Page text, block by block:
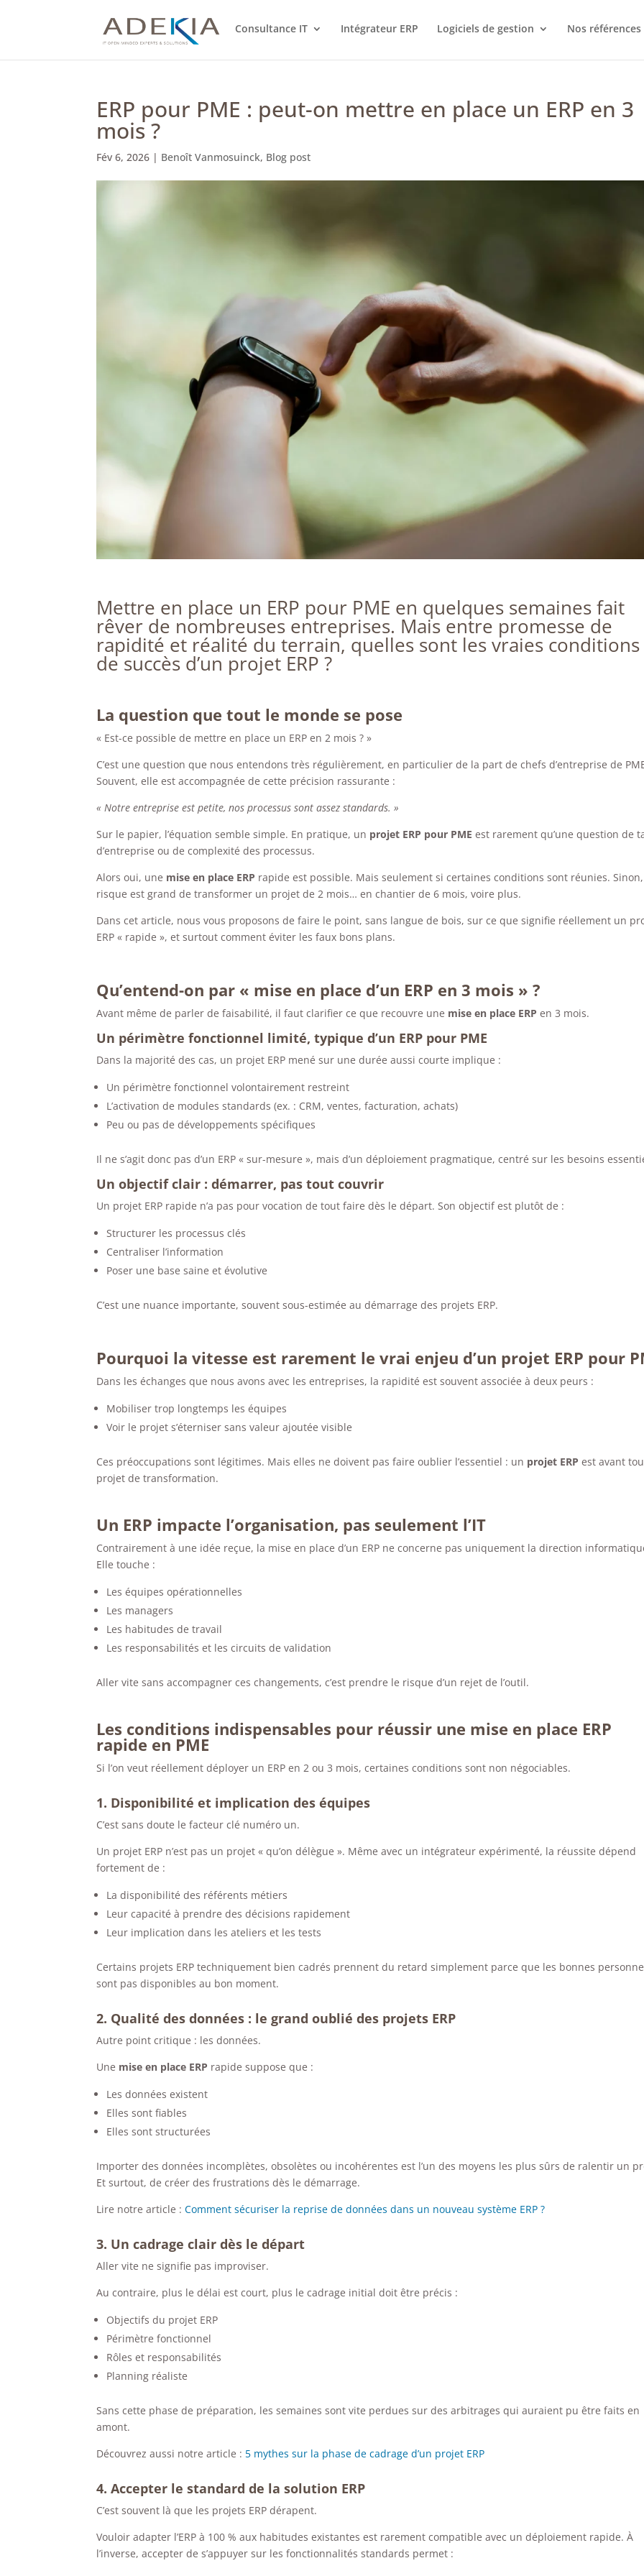
Consultance IT Intégrateur ERP Logiciels de gestion Nos références
ERP pour PME : peut-on mettre en place un ERP en 3
mois ?
Fév 6, 2026 | Benoît Vanmosuinck, Blog post
Mettre en place un ERP pour PME en quelques semaines fait
rêver de nombreuses entreprises. Mais entre promesse de
rapidité et réalité du terrain, quelles sont les vraies conditions
de succès d’un projet ERP ?
La question que tout le monde se pose
« Est-ce possible de mettre en place un ERP en 2 mois ? »
C’est une question que nous entendons très régulièrement, en particulier de la part de chefs d’entreprise de
Souvent, elle est accompagnée de cette précision rassurante :
« Notre entreprise est petite, nos processus sont assez standards. »
Sur le papier, l’équation semble simple. En pratique, un projet ERP pour PME est rarement qu’une question de
d’entreprise ou de complexité des processus.
Alors oui, une mise en place ERP rapide est possible. Mais seulement si certaines conditions sont réunies.
risque est grand de transformer un projet de 2 mois… en chantier de 6 mois, voire plus.
Dans cet article, nous vous proposons de faire le point, sans langue de bois, sur ce que signifie réellement un
ERP « rapide », et surtout comment éviter les faux bons plans.
Qu’entend-on par « mise en place d’un ERP en 3 mois » ?
Avant même de parler de faisabilité, il faut clarifier ce que recouvre une mise en place ERP en 3 mois.
Un périmètre fonctionnel limité, typique d’un ERP pour PME
Dans la majorité des cas, un projet ERP mené sur une durée aussi courte implique :
Un périmètre fonctionnel volontairement restreint
L’activation de modules standards (ex. : CRM, ventes, facturation, achats)
Peu ou pas de développements spécifiques
Il ne s’agit donc pas d’un ERP « sur-mesure », mais d’un déploiement pragmatique, centré sur les besoins
Un objectif clair : démarrer, pas tout couvrir
Un projet ERP rapide n’a pas pour vocation de tout faire dès le départ. Son objectif est plutôt de :
Structurer les processus clés
Centraliser l’information
Poser une base saine et évolutive
C’est une nuance importante, souvent sous-estimée au démarrage des projets ERP.
Pourquoi la vitesse est rarement le vrai enjeu d’un projet ERP pour
Dans les échanges que nous avons avec les entreprises, la rapidité est souvent associée à deux peurs :
Mobiliser trop longtemps les équipes
Voir le projet s’éterniser sans valeur ajoutée visible
Ces préoccupations sont légitimes. Mais elles ne doivent pas faire oublier l’essentiel : un projet ERP est avant
projet de transformation.
Un ERP impacte l’organisation, pas seulement l’IT
Contrairement à une idée reçue, la mise en place d’un ERP ne concerne pas uniquement la direction
Elle touche :
Les équipes opérationnelles
Les managers
Les habitudes de travail
Les responsabilités et les circuits de validation
Aller vite sans accompagner ces changements, c’est prendre le risque d’un rejet de l’outil.
Les conditions indispensables pour réussir une mise en place ERP
rapide en PME
Si l’on veut réellement déployer un ERP en 2 ou 3 mois, certaines conditions sont non négociables.
1. Disponibilité et implication des équipes
C’est sans doute le facteur clé numéro un.
Un projet ERP n’est pas un projet « qu’on délègue ». Même avec un intégrateur expérimenté, la réussite dépend
fortement de :
La disponibilité des référents métiers
Leur capacité à prendre des décisions rapidement
Leur implication dans les ateliers et les tests
Certains projets ERP techniquement bien cadrés prennent du retard simplement parce que les bonnes
sont pas disponibles au bon moment.
2. Qualité des données : le grand oublié des projets ERP
Autre point critique : les données.
Une mise en place ERP rapide suppose que :
Les données existent
Elles sont fiables
Elles sont structurées
Importer des données incomplètes, obsolètes ou incohérentes est l’un des moyens les plus sûrs de ralentir un
Et surtout, de créer des frustrations dès le démarrage.
Lire notre article :Comment sécuriser la reprise de données dans un nouveau système ERP ?
3. Un cadrage clair dès le départ
Aller vite ne signifie pas improviser.
Au contraire, plus le délai est court, plus le cadrage initial doit être précis :
Objectifs du projet ERP
Périmètre fonctionnel
Rôles et responsabilités
Planning réaliste
Sans cette phase de préparation, les semaines sont vite perdues sur des arbitrages qui auraient pu être faits en
amont.
Découvrez aussi notre article : 5 mythes sur la phase de cadrage d’un projet ERP
4. Accepter le standard de la solution ERP
C’est souvent là que les projets ERP dérapent.
Vouloir adapter l’ERP à 100 % aux habitudes existantes est rarement compatible avec un déploiement rapide. À
l’inverse, accepter de s’appuyer sur les fonctionnalités standards permet :